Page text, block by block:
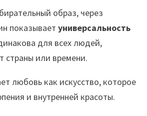
образ, через
показывает универсальность
для всех людей,
страны или времени.
любовь как искусство, которое
и внутренней красоты.